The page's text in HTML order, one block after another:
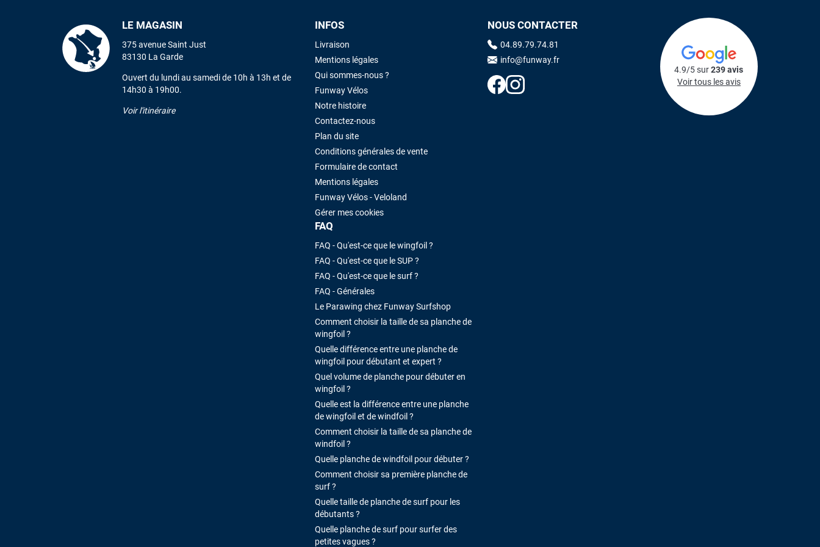
LE MAGASIN
375 avenue Saint Just
83130 La Garde
Ouvert du lundi au samedi de 10h à 13h et de
14h30 à 19h00.
Voir l'itinéraire
INFOS
Livraison
Mentions légales
Qui sommes-nous ?
Funway Vélos
Notre histoire
Contactez-nous
Plan du site
Conditions générales de vente
Formulaire de contact
Mentions légales
Funway Vélos - Veloland
Gérer mes cookies
FAQ
FAQ - Qu'est-ce que le wingfoil ?
FAQ - Qu'est-ce que le SUP ?
FAQ - Qu'est-ce que le surf ?
FAQ - Générales
Le Parawing chez Funway Surfshop
Comment choisir la taille de sa planche de
wingfoil ?
Quelle différence entre une planche de
wingfoil pour débutant et expert ?
Quel volume de planche pour débuter en
wingfoil ?
Quelle est la différence entre une planche
de wingfoil et de windfoil ?
Comment choisir la taille de sa planche de
windfoil ?
Quelle planche de windfoil pour débuter ?
Comment choisir sa première planche de
surf ?
Quelle taille de planche de surf pour les
débutants ?
Quelle planche de surf pour surfer des
petites vagues ?
NOUS CONTACTER
04.89.79.74.81
info@funway.fr
4.9/5 sur239 avis
Voir tous les avis
Maronui RICHMOND
il y a 3 mois
J'ai acheté une voile d'occasion depuis Tahiti. Super service. L'envoi a
été rapide. La voile est arrivée en super état. Mauruuru roa.
VOIR TOUS LES AVIS